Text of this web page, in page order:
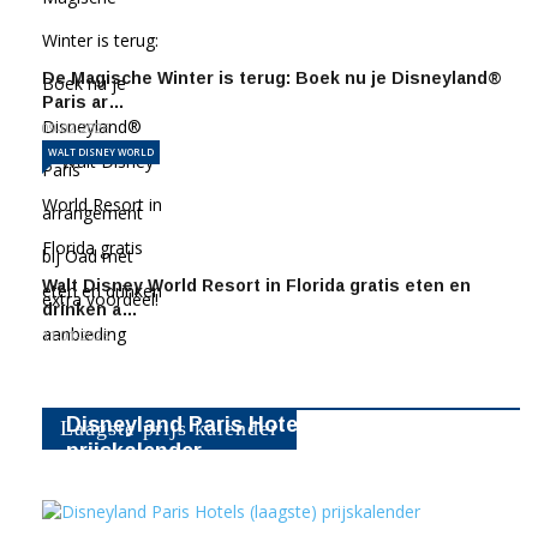
De Magische Winter is terug: Boek nu je Disneyland®
Paris ar…
09-02-2026
Walt Disney World Resort in Florida gratis eten en
drinken a…
WALT DISNEY WORLD
11-01-2026
Laagste prijs kalender
Disneyland Paris Hotels (laagste)
prijskalender